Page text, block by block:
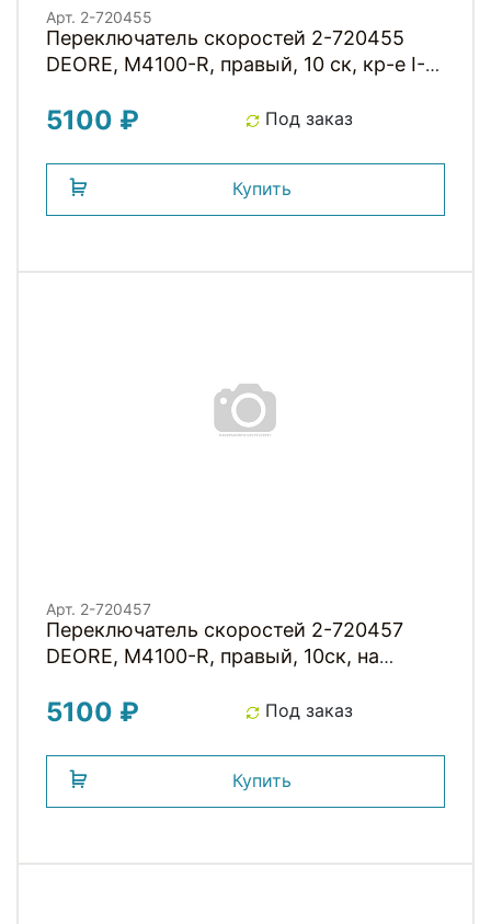
Арт. 2-720455
Переключатель скоростей 2-720455
DEORE, M4100-R, правый, 10 ск, кр-е I-
ISLM4100IRAP Япония SHIMANO
5100 ₽ Под заказ
Купить
Арт. 2-720457
Переключатель скоростей 2-720457
DEORE, M4100-R, правый, 10ск, на
Япония SHIMANO
5100 ₽ Под заказ
Купить